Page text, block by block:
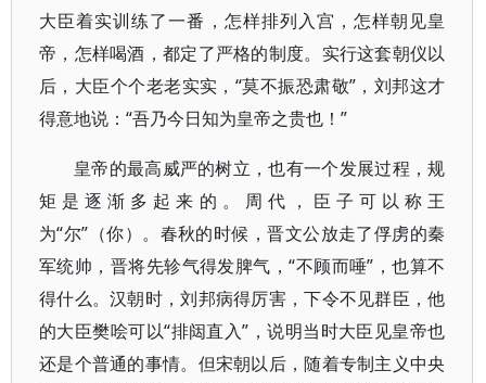
大臣着实训练了一番，怎样排列入宫，怎样朝见皇
帝，怎样喝酒，都定了严格的制度。实行这套朝仪以
后，大臣个个老老实实，“莫不振恐肃敬”，刘邦这才
得意地说：“吾乃今日知为皇帝之贵也！”
皇帝的最高威严的树立，也有一个发展过程，规
矩是逐渐多起来的。周代，臣子可以称王
为“尔”（你）。春秋的时候，晋文公放走了俘虏的秦
军统帅，晋将先轸气得发脾气，“不顾而唾”，也算不
得什么。汉朝时，刘邦病得厉害，下令不见群臣，他
的大臣樊哙可以“排闼直入”，说明当时大臣见皇帝也
还是个普通的事情。但宋朝以后，随着专制主义中央